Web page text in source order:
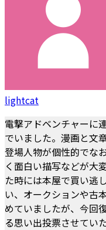
lightcat
電撃アドベンチャーに
でいました。漫画と文
登場人物が個性的でな
く面白い描写などが大
た時には本屋で買い逃
い、オークションや古
めていましたが、今回
る思い出投票させてい